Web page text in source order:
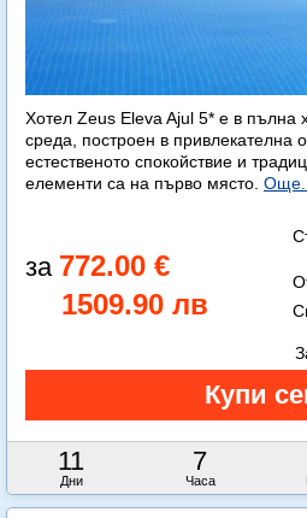
Хотел Zeus Eleva Ajul 5* е в пълна
среда, построен в привлекателна
естественото спокойствие и
елементи са на първо място. Още...
772.00 €
1509.90 лв
11
Дни
7
Часа